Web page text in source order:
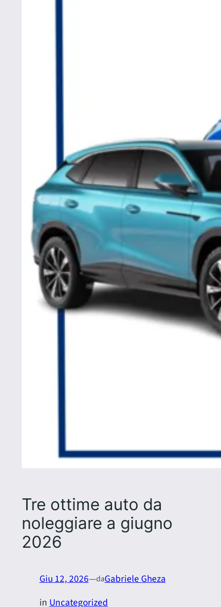
Tre ottime auto da
noleggiare a giugno
2026
Giu 12, 2026—daGabriele Gheza
inUncategorized